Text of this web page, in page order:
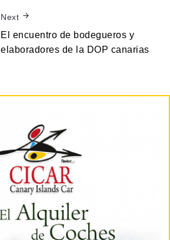
Next
El encuentro de bodegueros y
elaboradores de la DOP canarias